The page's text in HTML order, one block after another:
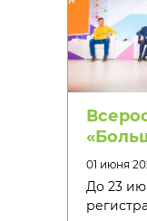
01 июня
До 23